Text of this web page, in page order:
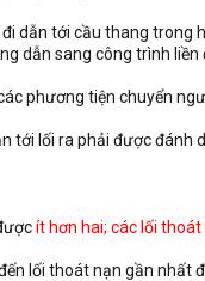
dẫn tới cầu thang
dẫn sang công trình liền
phương tiện chuyển
tới lối ra phải được đánh
ít hơn hai; các lối
lối thoát nạn gần nhất